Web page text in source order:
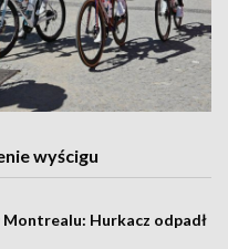
wyścigu
Montrealu: Hurkacz odpadł